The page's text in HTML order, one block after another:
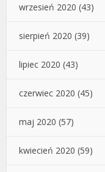
wrzesień 2020 (43)
sierpień 2020 (39)
lipiec 2020 (43)
czerwiec 2020 (45)
maj 2020 (57)
kwiecień 2020 (59)